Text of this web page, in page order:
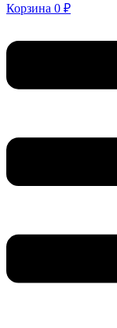
Корзина 0 ₽